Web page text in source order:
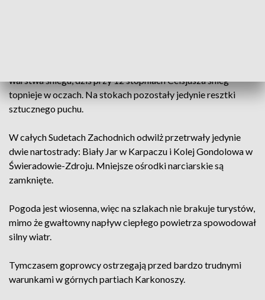
warstwa śniegu, dziś przy 12 stopniach Celsjusza śnieg
topnieje w oczach. Na stokach pozostały jedynie resztki
sztucznego puchu.
W całych Sudetach Zachodnich odwilż przetrwały jedynie
dwie nartostrady: Biały Jar w Karpaczu i Kolej Gondolowa w
Świeradowie-Zdroju. Mniejsze ośrodki narciarskie są
zamknięte.
Pogoda jest wiosenna, więc na szlakach nie brakuje turystów,
mimo że gwałtowny napływ ciepłego powietrza spowodował
silny wiatr.
Tymczasem goprowcy ostrzegają przed bardzo trudnymi
warunkami w górnych partiach Karkonoszy.